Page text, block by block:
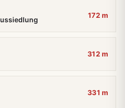
172 m
312 m
331 m